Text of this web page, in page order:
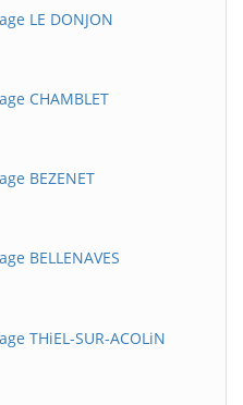
LE DONJON
CHAMBLET
BEZENET
BELLENAVES
THiEL-SUR-ACOLiN